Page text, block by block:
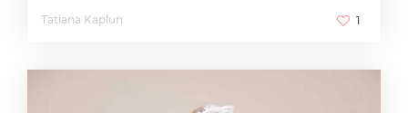
Tatiana Kaplun 1